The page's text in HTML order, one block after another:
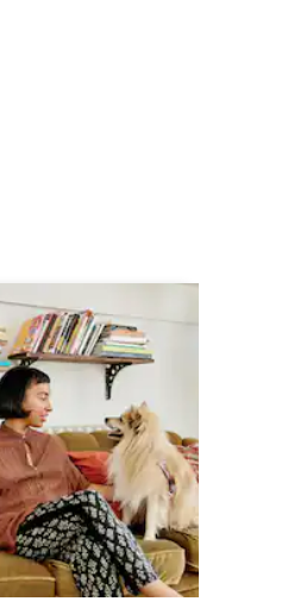
de 14 commentaires : 4,86 sur 5